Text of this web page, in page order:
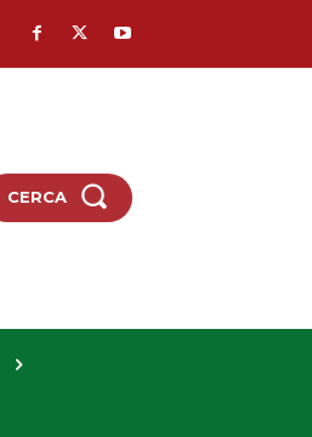
CERCA